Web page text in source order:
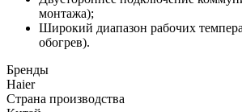
монтажа);
Широкий диапазон рабочих
обогрев).
Бренды
Haier
Страна производства